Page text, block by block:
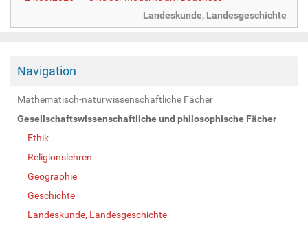
Landeskunde, Landesgeschichte
Navigation
Mathematisch-naturwissenschaftliche Fächer
Gesellschaftswissenschaftliche und philosophische Fächer
Ethik
Religionslehren
Geographie
Geschichte
Landeskunde, Landesgeschichte